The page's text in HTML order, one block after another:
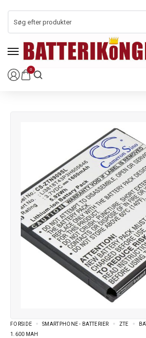
0
FORSIDE SMARTPHONE - BATTERIER ZTE
1.600 MAH